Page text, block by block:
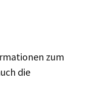
zum
die